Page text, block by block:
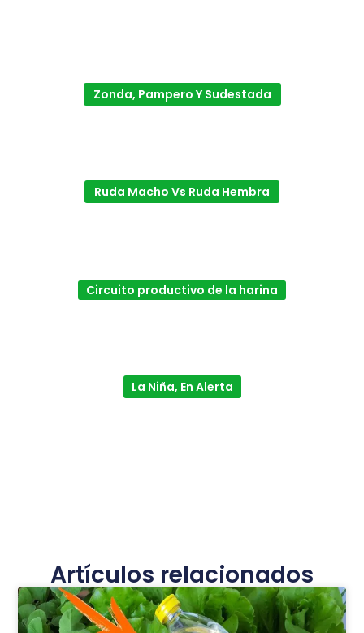
Zonda, Pampero Y Sudestada
Ruda Macho Vs Ruda Hembra
Circuito productivo de la harina
La Niña, En Alerta
Artículos relacionados